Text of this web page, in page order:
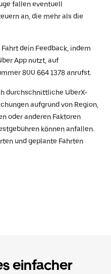
fallen eventuell
an, die mehr als die
dein Feedback, indem
App nutzt, auf
800 664 1378 anrufst.
durchschnittliche UberX-
aufgrund von Region,
oder anderen Faktoren
können anfallen.
und geplante Fahrten
einfacher